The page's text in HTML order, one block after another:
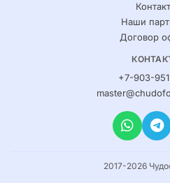
Наши
Договор
+7-903-
2017-2026